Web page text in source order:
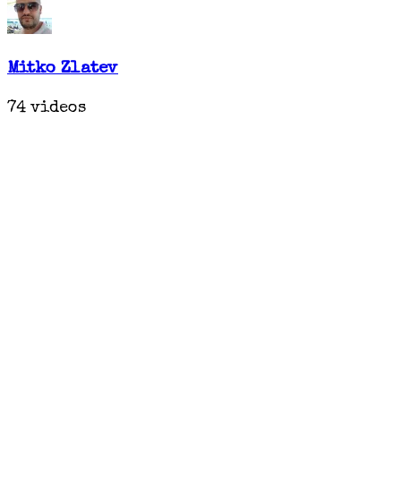
Mitko Zlatev
74 videos